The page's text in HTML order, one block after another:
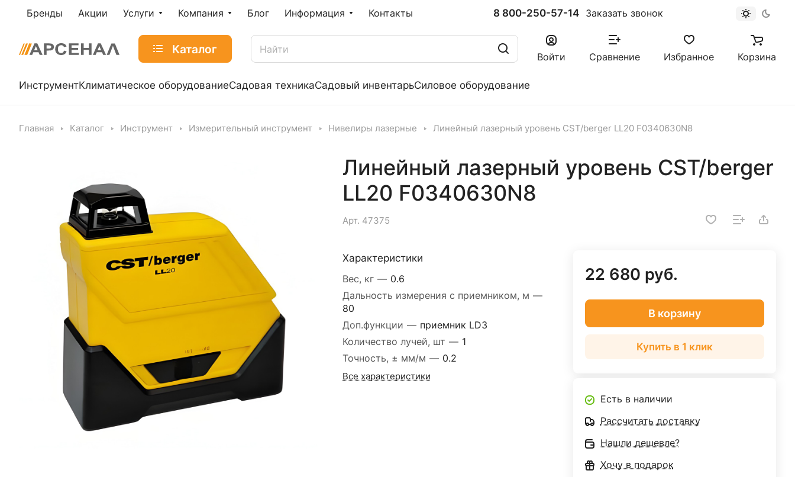
Бренды Акции Услуги Компания Блог Информация Контакты 8 800-250-57-14 Заказать звонок
Каталог
Войти Сравнение Избранное Корзина
ИнструментКлиматическое оборудованиеСадовая техникаСадовый инвентарьСиловое оборудование
Главная Каталог Инструмент Измерительный инструмент Нивелиры лазерные Линейный лазерный уровень CST/berger LL20 F0340630N8
Линейный лазерный уровень CST/berger
LL20 F0340630N8
Арт. 47375
Характеристики
Вес, кг — 0.6
Дальность измерения с приемником, м —
80
Доп.функции — приемник LD3
Количество лучей, шт — 1
Точность, ± мм/м — 0.2
Все характеристики
22 680 руб.
В корзину
Купить в 1 клик
Есть в наличии
Рассчитать доставку
Нашли дешевле?
Хочу в подарок